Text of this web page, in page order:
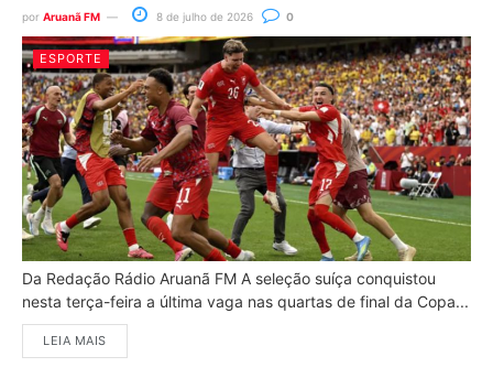
por Aruanã FM 8 de julho de 2026 0
ESPORTE
Da Redação Rádio Aruanã FM A seleção suíça conquistou
nesta terça-feira a última vaga nas quartas de final da Copa...
LEIA MAIS